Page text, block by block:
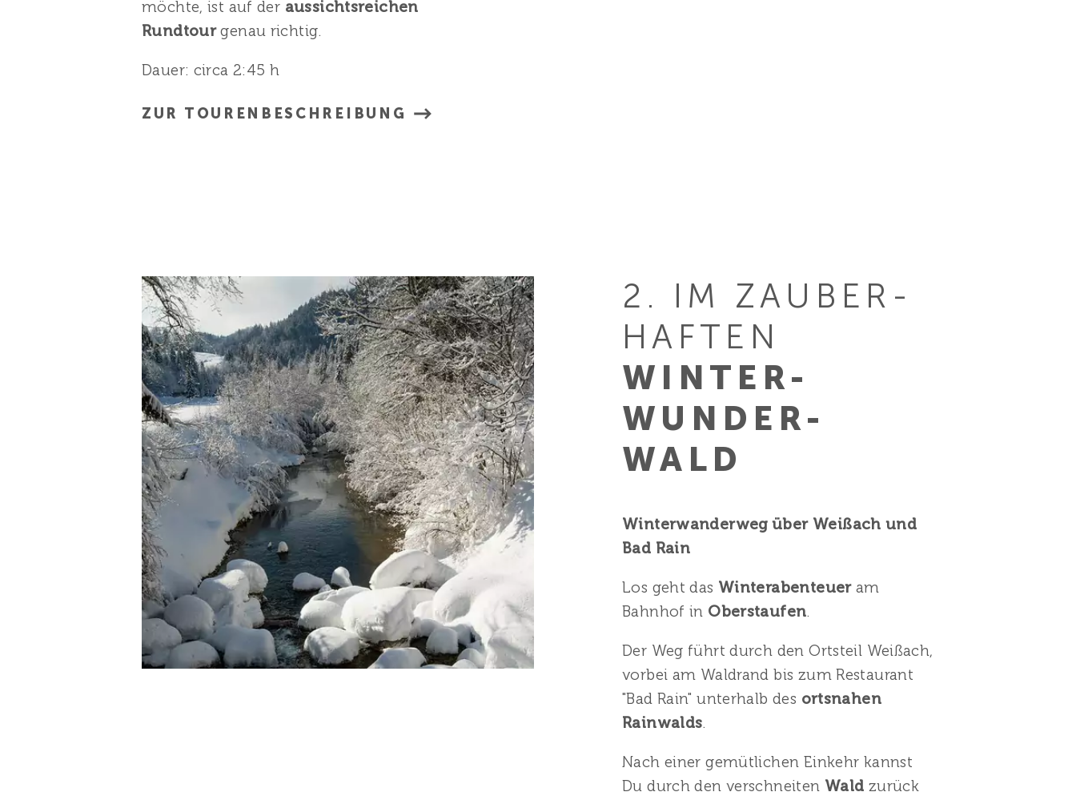
möchte, ist auf der aussichtsreichen
Rundtourgenau richtig.
Dauer: circa 2:45 h
ZUR TOURENBESCHREIBUNG
2. IM ZAUBER­
HAFTEN
WINTER-
WUNDER-
WALD
Winterwanderweg über Weißach und
Bad Rain
Los geht das Winterabenteueram
Bahnhof in Oberstaufen.
Der Weg führt durch den Ortsteil Weißach,
vorbei am Waldrand bis zum Restaurant
"Bad Rain" unterhalb des ortsnahen
Rainwalds.
Nach einer gemütlichen Einkehr kannst
Du durch den verschneiten Wald zurück